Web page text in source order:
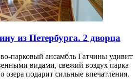
из Петербурга. 2 дворца
парковый ансамбль Гатчины удивит
видами, свежий воздух парка
озера подарит сильные впечатления.